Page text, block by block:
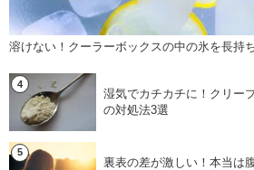
溶けない！クーラーボックスの中の氷を長持
湿気でカチカチに！クリー
の対処法3選
裏表の差が激しい！本当は